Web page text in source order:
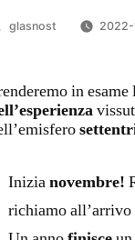
Pubblicato
glasnost
in esame
Inizianovembre!
richiamo all’arrivo